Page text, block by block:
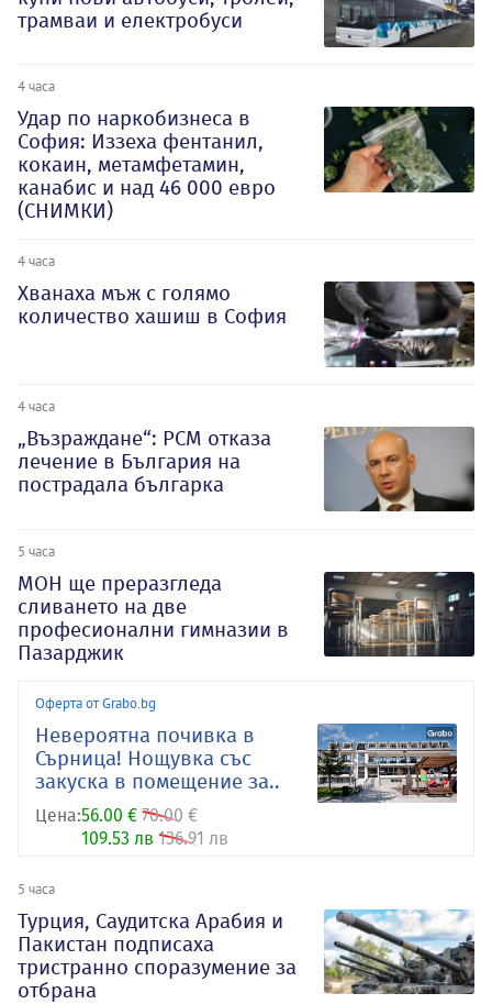
трамваи и електробуси
4 часа
Удар по наркобизнеса в
София: Иззеха фентанил,
кокаин, метамфетамин,
канабис и над 46 000 евро
(СНИМКИ)
4 часа
Хванаха мъж с голямо
количество хашиш в София
4 часа
„Възраждане“: РСМ отказа
лечение в България на
пострадала българка
5 часа
МОН ще преразгледа
сливането на две
професионални гимназии в
Пазарджик
Оферта от Grabo.bg
Невероятна почивка в
Сърница! Нощувка със
закуска в помещение за..
Цена:56.00 € 70.00 €
109.53 лв 136.91 лв
5 часа
Турция, Саудитска Арабия и
Пакистан подписаха
тристранно споразумение за
отбрана